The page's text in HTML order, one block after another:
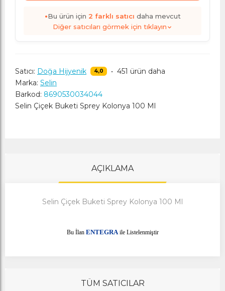
•Bu ürün için 2 farklı satıcı daha mevcut
Diğer satıcıları görmek için tıklayın
Satıcı: Doğa Hijyenik 4,0 • 451 ürün daha
Marka: Selin
Barkod: 8690530034044
Selin Çiçek Buketi Sprey Kolonya 100 Ml
AÇIKLAMA
Selin Çiçek Buketi Sprey Kolonya 100 Ml
Bu İlan ENTEGRAile Listelenmiştir
TÜM SATICILAR